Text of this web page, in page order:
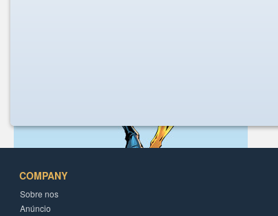
COMPANY
Sobre nos
Anúncio